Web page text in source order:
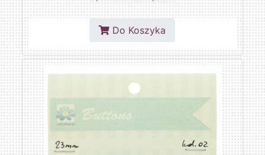
Do Koszyka